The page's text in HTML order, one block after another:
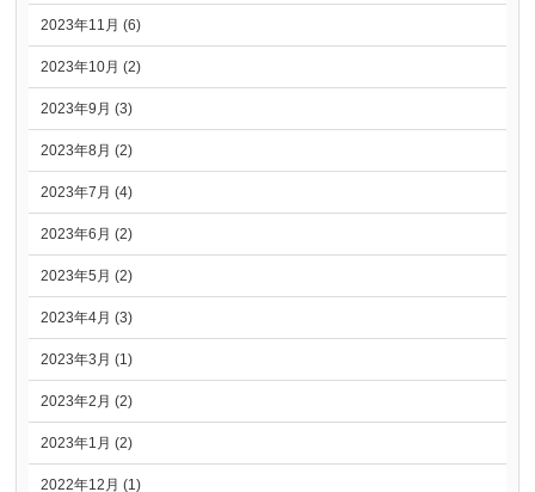
2023年11月 (6)
2023年10月 (2)
2023年9月 (3)
2023年8月 (2)
2023年7月 (4)
2023年6月 (2)
2023年5月 (2)
2023年4月 (3)
2023年3月 (1)
2023年2月 (2)
2023年1月 (2)
2022年12月 (1)